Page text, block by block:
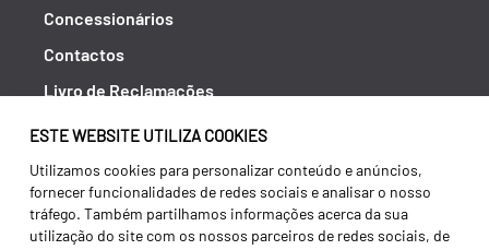
ESTE WEBSITE UTILIZA COOKIES
Utilizamos cookies para personalizar conteúdo e anúncios,
fornecer funcionalidades de redes sociais e analisar o nosso
tráfego. Também partilhamos informações acerca da sua
utilização do site com os nossos parceiros de redes sociais, de
Concessionários
Contactos
Livro de Reclamações
Política de Privacidade
Canal de Denúncias (RGPC)
Termos e condições